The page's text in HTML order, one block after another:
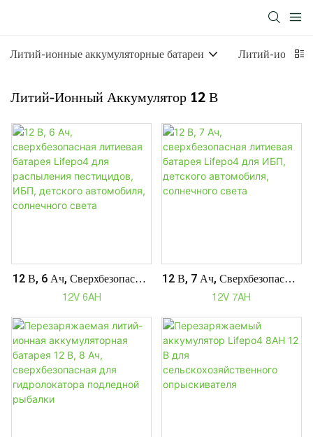
Литий-ионные аккумуляторные батареи Литий-ионный
Литий-Ионный Аккумулятор 12 В
12 В, 6 Ач, Сверхбезопасная
Литиевая Батарея Lifepo4
Пестицидов, ИБП, Детского
Автомобиля, Солнечного
Света
12V 6AH
12 В, 7 Ач, Сверхбезопасная
Литиевая Батарея Lifepo4
Автомобиля, Солнечного
Света
12V 7AH